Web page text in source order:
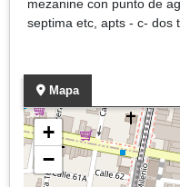
mezanine con punto de
septima etc, apts - c- dos
Mapa
+
−